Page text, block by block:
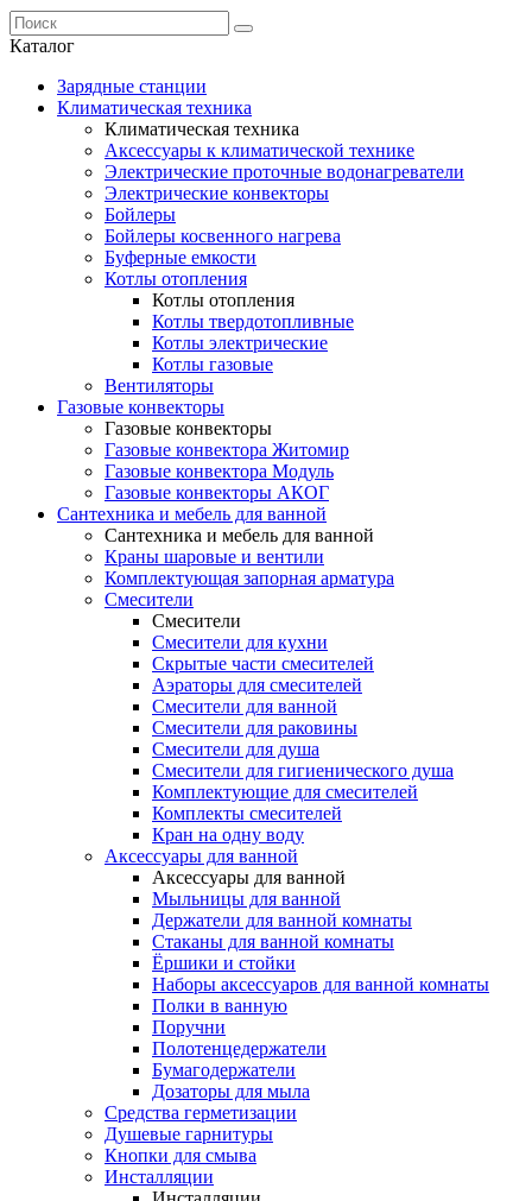
Каталог
Зарядные станции
Климатическая техника
Климатическая техника
Аксессуары к климатической технике
Электрические проточные водонагреватели
Электрические конвекторы
Бойлеры
Бойлеры косвенного нагрева
Буферные емкости
Котлы отопления
Котлы отопления
Котлы твердотопливные
Котлы электрические
Котлы газовые
Вентиляторы
Газовые конвекторы
Газовые конвекторы
Газовые конвектора Житомир
Газовые конвектора Модуль
Газовые конвекторы АКОГ
Сантехника и мебель для ванной
Сантехника и мебель для ванной
Краны шаровые и вентили
Комплектующая запорная арматура
Смесители
Смесители
Смесители для кухни
Скрытые части смесителей
Аэраторы для смесителей
Смесители для ванной
Смесители для раковины
Смесители для душа
Смесители для гигиенического душа
Комплектующие для смесителей
Комплекты смесителей
Кран на одну воду
Аксессуары для ванной
Аксессуары для ванной
Мыльницы для ванной
Держатели для ванной комнаты
Стаканы для ванной комнаты
Ёршики и стойки
Наборы аксессуаров для ванной комнаты
Полки в ванную
Поручни
Полотенцедержатели
Бумагодержатели
Дозаторы для мыла
Средства герметизации
Душевые гарнитуры
Кнопки для смыва
Инсталляции